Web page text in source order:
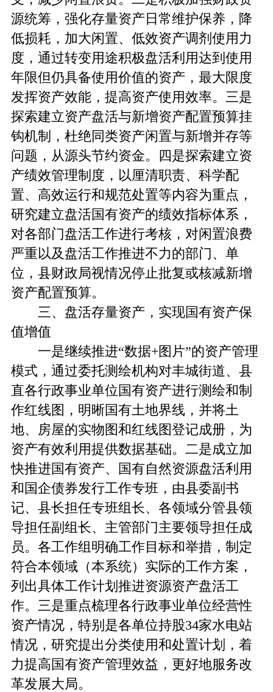
源统筹，强化存量资产日常维护保养，降
低损耗，加大闲置、低效资产调剂使用力
度，通过转变用途积极盘活利用达到使用
年限但仍具备使用价值的资产，最大限度
发挥资产效能，提高资产使用效率。三是
探索建立资产盘活与新增资产配置预算挂
钩机制，杜绝同类资产闲置与新增并存等
问题，从源头节约资金。四是探索建立资
产绩效管理制度，以厘清职责、科学配
置、高效运行和规范处置等内容为重点，
研究建立盘活国有资产的绩效指标体系，
对各部门盘活工作进行考核，对闲置浪费
严重以及盘活工作推进不力的部门、单
位，县财政局视情况停止批复或核减新增
资产配置预算。
三、盘活存量资产，实现国有资产保
值增值
一是继续推进“数据+图片”的资产管理
模式，通过委托测绘机构对丰城街道、县
直各行政事业单位国有资产进行测绘和制
作红线图，明晰国有土地界线，并将土
地、房屋的实物图和红线图登记成册，为
资产有效利用提供数据基础。二是成立加
快推进国有资产、国有自然资源盘活利用
和国企债券发行工作专班，由县委副书
记、县长担任专班组长、各领域分管县领
导担任副组长、主管部门主要领导担任成
员。各工作组明确工作目标和举措，制定
符合本领域（本系统）实际的工作方案，
列出具体工作计划推进资源资产盘活工
作。三是重点梳理各行政事业单位经营性
资产情况，特别是各单位持股34家水电站
情况，研究提出分类使用和处置计划，着
力提高国有资产管理效益，更好地服务改
革发展大局。